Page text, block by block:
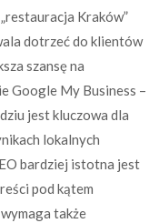
Kraków”
dotrzeć do klientów
szansę na
Google My Business –
jest kluczowa dla
lokalnych
bardziej istotna jest
pod kątem
także